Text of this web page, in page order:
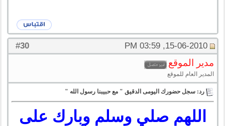
#
30 15-06-2010, 03:59 PM
مدير الموقع
المدير العام للموقع
رد: سجل حضورك اليومى الدقيق " مع حبيبنا رسول الله "
اللهم صلي وسلم وبارك على